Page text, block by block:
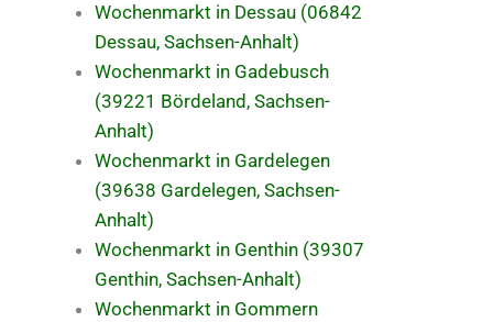
Wochenmarkt in Dessau (06842
Dessau, Sachsen-Anhalt)
Wochenmarkt in Gadebusch
(39221 Bördeland, Sachsen-
Anhalt)
Wochenmarkt in Gardelegen
(39638 Gardelegen, Sachsen-
Anhalt)
Wochenmarkt in Genthin (39307
Genthin, Sachsen-Anhalt)
Wochenmarkt in Gommern